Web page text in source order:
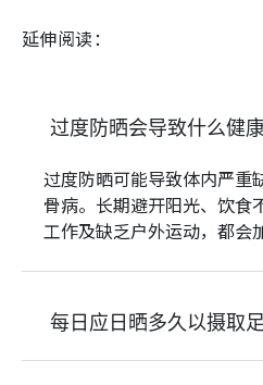
延伸阅读：
过度防晒会导致什么健
过度防晒可能导致体内严重
骨病。长期避开阳光、饮食
工作及缺乏户外运动，都会
每日应日晒多久以摄取